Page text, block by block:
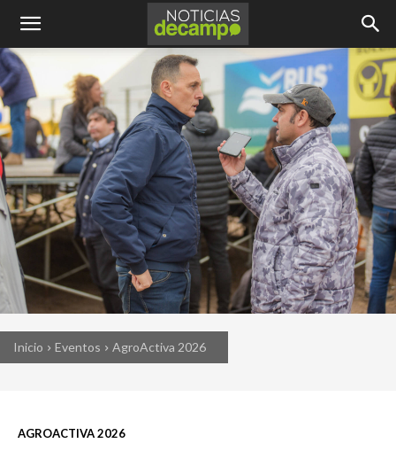
Inicio Eventos AgroActiva 2026
AGROACTIVA 2026